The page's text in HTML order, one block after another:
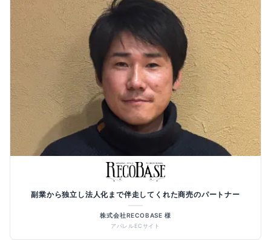
副業から独立し法人化まで伴走してくれた商売のパートナー
株式会社RECOBASE 様
アパレルECサイト